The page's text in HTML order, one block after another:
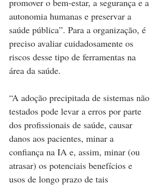
promover o bem-estar, a segurança e a
autonomia humanas e preservar a
saúde pública”. Para a organização, é
preciso avaliar cuidadosamente os
riscos desse tipo de ferramentas na
área da saúde.
“A adoção precipitada de sistemas não
testados pode levar a erros por parte
dos profissionais de saúde, causar
danos aos pacientes, minar a
confiança na IA e, assim, minar (ou
atrasar) os potenciais benefícios e
usos de longo prazo de tais